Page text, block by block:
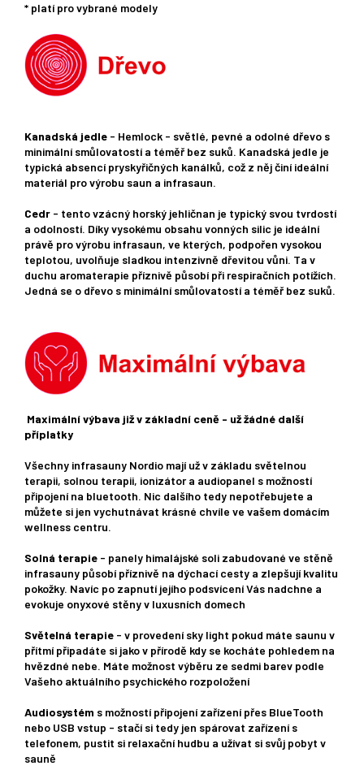
* platí pro vybrané modely
Kanadská jedle - Hemlock - světlé, pevné a odolné dřevo s
minimální smůlovatostí a téměř bez suků. Kanadská jedle je
typická absencí pryskyřičných kanálků, což z něj činí ideální
materiál pro výrobu saun a infrasaun.
Cedr - tento vzácný horský jehličnan je typický svou tvrdostí
a odolností. Díky vysokému obsahu vonných silic je ideální
právě pro výrobu infrasaun, ve kterých, podpořen vysokou
teplotou, uvolňuje sladkou intenzivně dřevitou vůni. Ta v
duchu aromaterapie příznivě působí při respiračních potížích.
Jedná se o dřevo s minimální smůlovatostí a téměř bez suků.
Maximální výbava již v základní ceně - už žádné další
příplatky
Všechny infrasauny Nordio mají už v základu světelnou
terapii, solnou terapii, ionizátor a audiopanel s možností
připojení na bluetooth. Nic dalšího tedy nepotřebujete a
můžete si jen vychutnávat krásné chvíle ve vašem domácím
wellness centru.
Solná terapie - panely himalájské soli zabudované ve stěně
infrasauny působí příznivě na dýchací cesty a zlepšují kvalitu
pokožky. Navíc po zapnutí jejího podsvícení Vás nadchne a
evokuje onyxové stěny v luxusních domech
Světelná terapie - v provedení sky light pokud máte saunu v
přítmí připadáte si jako v přírodě kdy se kocháte pohledem na
hvězdné nebe. Máte možnost výběru ze sedmi barev podle
Vašeho aktuálního psychického rozpoložení
Audiosystém s možností připojení zařízení přes BlueTooth
nebo USB vstup - stačí si tedy jen spárovat zařízení s
telefonem, pustit si relaxační hudbu a užívat si svůj pobyt v
sauně